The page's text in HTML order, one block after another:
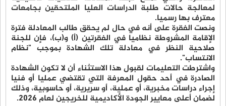
لمعالجة حالات طلبة الدراسات العليا الملتحقين بجامعات
معترف بها رسميا.
ونصت الفقرة على أنه في حال لم يحقق طالب المعادلة فترة
الإقامة المشروطة نظاميا في الفقرتين (أ) و(ب)، فإن للجنة
صلاحية النظر في معادلة تلك الشهادة بموجب "نظام
الانتساب".
واشترطت التعليمات لقبول هذا الاستثناء أن لا تكون الشهادة
الصادرة في أحد حقول المعرفة التي تقتضي عمليا أو فنيا
إجراء دراسات مخبرية، أو عملية، أو سريرية، أو حاسوبية، وذلك
لضمان أعلى معايير الجودة الأكاديمية للخريجين لعام 2026.